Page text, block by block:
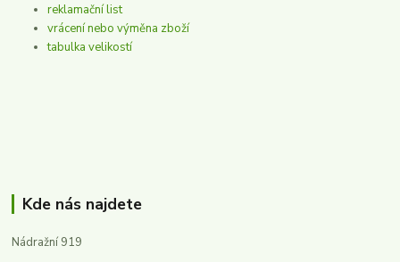
reklamační list
vrácení nebo výměna zboží
tabulka velikostí
Kde nás najdete
Nádražní 919